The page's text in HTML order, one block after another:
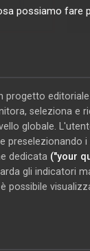
possiamo fare
progetto
seleziona e
globale.
preselezionando
dedicata ("your
gli indicatori
possibile